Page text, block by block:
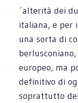
´alterità dei
italiana, e per
una sorta di
europeo, ma
definitivo di
soprattutto